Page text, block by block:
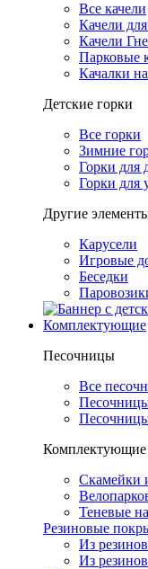
Все качели
Качели
Качели
Парковые
Качалки
Детские горки
Все горки
Зимние
Горки для
Горки для
Другие
Карусели
Игровые
Беседки
Комплектующие
Песочницы
Все
Комплектующие
Скамейки
Теневые
Резиновые
Из
Из